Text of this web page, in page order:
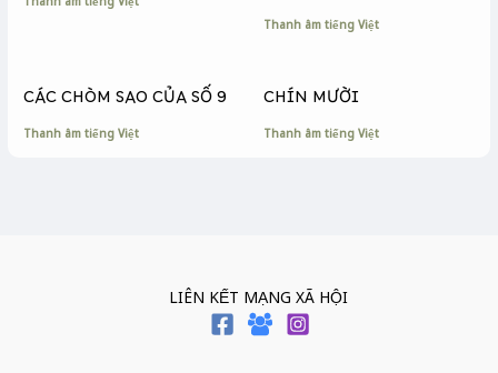
Thanh âm tiếng Việt
CÁC CHÒM SAO CỦA SỐ 9
Thanh âm tiếng Việt
CHÍN MƯỜI
Thanh âm tiếng Việt
LIÊN KẾT MẠNG XÃ HỘI